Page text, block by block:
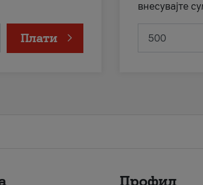
Плати
внесувајте
Профил